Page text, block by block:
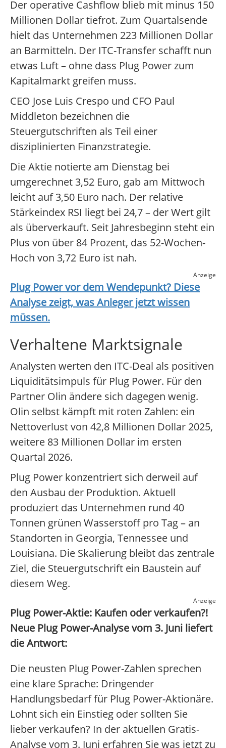
Der operative Cashflow blieb mit minus 150
Millionen Dollar tiefrot. Zum Quartalsende
hielt das Unternehmen 223 Millionen Dollar
an Barmitteln. Der ITC-Transfer schafft nun
etwas Luft – ohne dass Plug Power zum
Kapitalmarkt greifen muss.
CEO Jose Luis Crespo und CFO Paul
Middleton bezeichnen die
Steuergutschriften als Teil einer
disziplinierten Finanzstrategie.
Die Aktie notierte am Dienstag bei
umgerechnet 3,52 Euro, gab am Mittwoch
leicht auf 3,50 Euro nach. Der relative
Stärkeindex RSI liegt bei 24,7 – der Wert gilt
als überverkauft. Seit Jahresbeginn steht ein
Plus von über 84 Prozent, das 52-Wochen-
Hoch von 3,72 Euro ist nah.
Anzeige
Plug Powervor dem Wendepunkt? Diese
Analyse zeigt, was Anleger jetzt wissen
müssen.
Verhaltene Marktsignale
Analysten werten den ITC-Deal als positiven
Liquiditätsimpuls für Plug Power. Für den
Partner Olin ändere sich dagegen wenig.
Olin selbst kämpft mit roten Zahlen: ein
Nettoverlust von 42,8 Millionen Dollar 2025,
weitere 83 Millionen Dollar im ersten
Quartal 2026.
Plug Power konzentriert sich derweil auf
den Ausbau der Produktion. Aktuell
produziert das Unternehmen rund 40
Tonnen grünen Wasserstoff pro Tag – an
Standorten in Georgia, Tennessee und
Louisiana. Die Skalierung bleibt das zentrale
Ziel, die Steuergutschrift ein Baustein auf
diesem Weg.
Anzeige
Plug Power-Aktie: Kaufen oder verkaufen?!
Neue Plug Power-Analyse vom 3. Juni liefert
die Antwort:
Die neusten Plug Power-Zahlen sprechen
eine klare Sprache: Dringender
Handlungsbedarf für Plug Power-Aktionäre.
Lohnt sich ein Einstieg oder sollten Sie
lieber verkaufen? In der aktuellen Gratis-
Analyse vom 3. Juni erfahren Sie was jetzt zu